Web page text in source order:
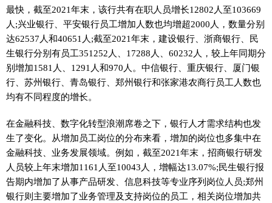
最快，截至2021年末，该行共有在职人员增长12802人至103669
人;兴业银行、 平安银行员工增加人数也均增超2000人，数量分别
达62537人和40651人;截至2021年末，建设银行、浙商银行、民
生银行分别有员工351252人、17288人、60232人，较上年同期分
别增加1581人、1291人和970人。中信银行、重庆银行、厦门银
行、苏州银行、青岛银行、郑州银行和张家港农商行员工人数也
均有不同程度的增长。
在金融科技、数字化转型浪潮席卷之下，银行人才需求结构也发
生了变化。从增加员工岗位的分布来看，增加的岗位也多集中在
金融科技、业务发展领域。例如，截至2021年末，招商银行研发
人员较上年末增加1161人至10043人，增幅达13.07%;民生银行报
告期内增加了从事产品研发、信息科技等专业序列岗位人员;郑州
银行则主要增加了业务管理及支持岗位的员工，相关岗位增加共